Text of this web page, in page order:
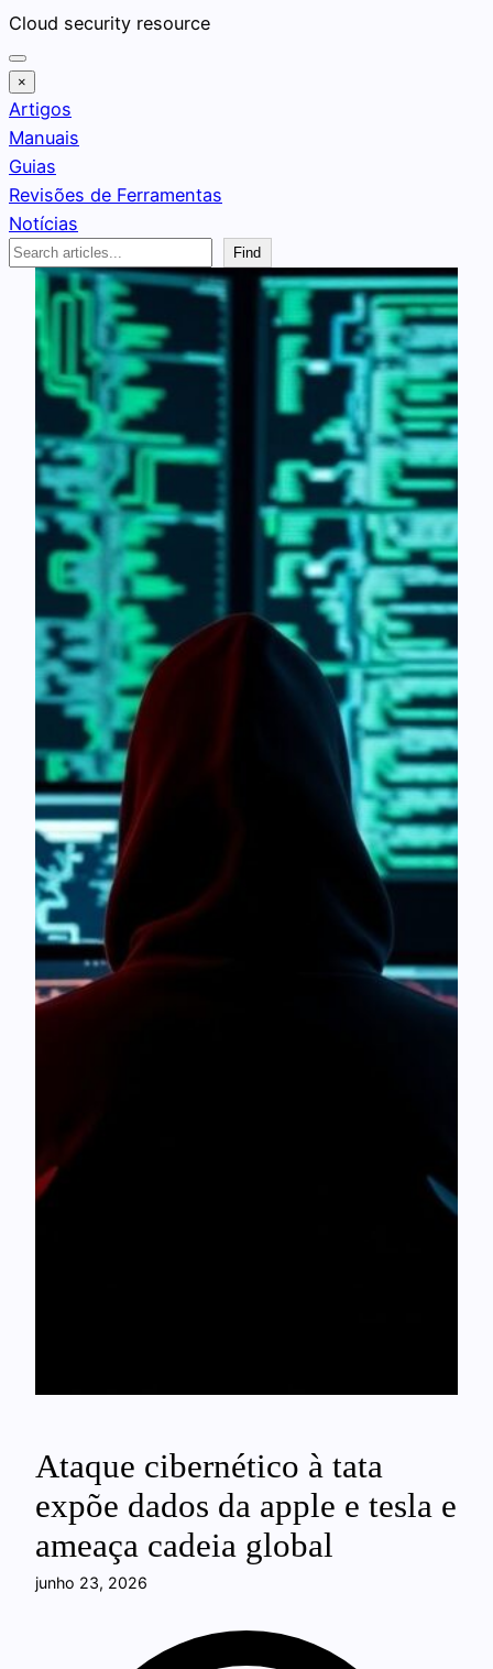
Pular
para
o
conteúdo
Cloud security resource
×
Artigos
Manuais
Guias
Revisões de Ferramentas
Notícias
Search
Find
Ataque cibernético à tata
expõe dados da apple e tesla e
ameaça cadeia global
junho 23, 2026